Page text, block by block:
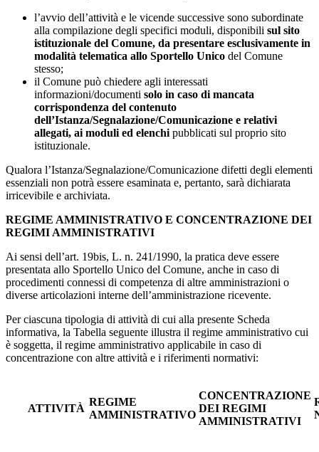
l’avvio dell’attività e le vicende successive sono subordinate
alla compilazione degli specifici moduli, disponibili sul sito
istituzionale del Comune, da presentare esclusivamente in
modalità telematica allo Sportello Unico del Comune
stesso;
il Comune può chiedere agli interessati
informazioni/documenti solo in caso di mancata
corrispondenza del contenuto
dell’Istanza/Segnalazione/Comunicazione e relativi
allegati, ai moduli ed elenchi pubblicati sul proprio sito
istituzionale.
Qualora l’Istanza/Segnalazione/Comunicazione difetti degli elementi
essenziali non potrà essere esaminata e, pertanto, sarà dichiarata
irricevibile e archiviata.
REGIME AMMINISTRATIVO E CONCENTRAZIONE DEI
REGIMI AMMINISTRATIVI
Ai sensi dell’art. 19bis, L. n. 241/1990, la pratica deve essere
presentata allo Sportello Unico del Comune, anche in caso di
procedimenti connessi di competenza di altre amministrazioni o
diverse articolazioni interne dell’amministrazione ricevente.
Per ciascuna tipologia di attività di cui alla presente Scheda
informativa, la Tabella seguente illustra il regime amministrativo cui
è soggetta, il regime amministrativo applicabile in caso di
concentrazione con altre attività e i riferimenti normativi:
ATTIVITÀ
REGIME
AMMINISTRATIVO
CONCENTRAZIONE
DEI REGIMI
AMMINISTRATIVI